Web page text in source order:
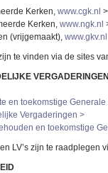
Kerken, www.cgk.nl >
Kerken, www.ngk.nl
(vrijgemaakt), www.gkv.nl
te vinden via de sites
en toekomstige Generale
Vergaderingen >
en toekomstige
LV’s zijn te raadplegen